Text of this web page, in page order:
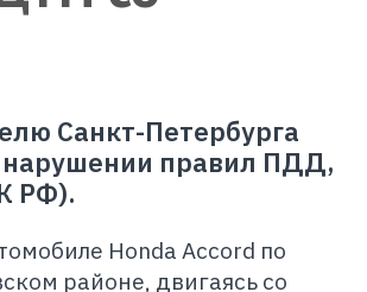
Санкт-Петербурга
нарушении правил ПДД,
РФ).
Honda Accord по
районе, двигаясь со